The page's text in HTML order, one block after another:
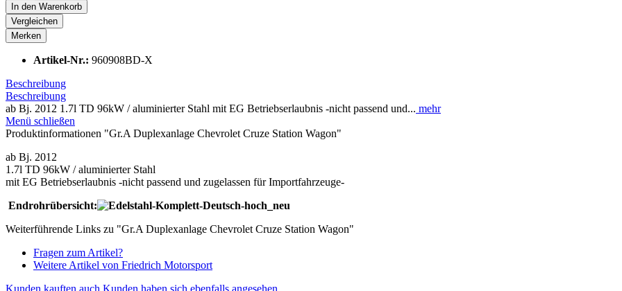
In den Warenkorb
Vergleichen
Merken
Artikel-Nr.: 960908BD-X
Beschreibung
Beschreibung
ab Bj. 2012 1.7l TD 96kW / aluminierter Stahl mit EG Betriebserlaubnis -nicht passend und... mehr
Menü schließen
Produktinformationen "Gr.A Duplexanlage Chevrolet Cruze Station Wagon"
ab Bj. 2012
1.7l TD 96kW / aluminierter Stahl
mit EG Betriebserlaubnis -nicht passend und zugelassen für Importfahrzeuge-
Endrohrübersicht:
Weiterführende Links zu "Gr.A Duplexanlage Chevrolet Cruze Station Wagon"
Fragen zum Artikel?
Weitere Artikel von Friedrich Motorsport
Kunden kauften auch Kunden haben sich ebenfalls angesehen